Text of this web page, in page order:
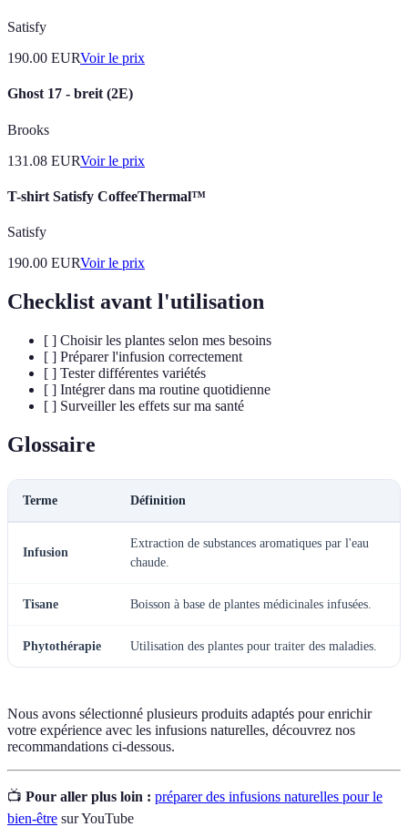
Satisfy
190.00 EURVoir le prix
Ghost 17 - breit (2E)
Brooks
131.08 EURVoir le prix
T-shirt Satisfy CoffeeThermal™
Satisfy
190.00 EURVoir le prix
Checklist avant l'utilisation
[ ] Choisir les plantes selon mes besoins
[ ] Préparer l'infusion correctement
[ ] Tester différentes variétés
[ ] Intégrer dans ma routine quotidienne
[ ] Surveiller les effets sur ma santé
Glossaire
Terme Définition
Infusion
Extraction de substances aromatiques par l'eau
chaude.
Tisane Boisson à base de plantes médicinales infusées.
Phytothérapie Utilisation des plantes pour traiter des maladies.
Nous avons sélectionné plusieurs produits adaptés pour enrichir
votre expérience avec les infusions naturelles, découvrez nos
recommandations ci-dessous.
📺 Pour aller plus loin : préparer des infusions naturelles pour le
bien-être sur YouTube